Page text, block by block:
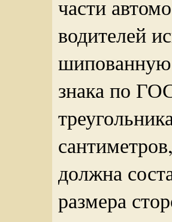
части
водителей
знака по
должна
размера